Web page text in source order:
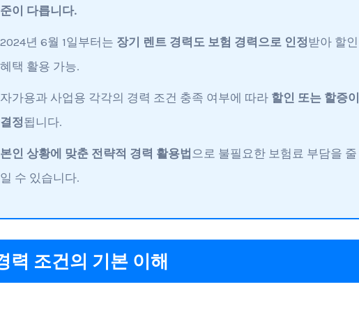
준이 다릅니다.
2024년 6월 1일부터는 장기 렌트 경력도 보험 경력으로 인정 받아 할인
혜택 활용 가능.
자가용과 사업용 각각의 경력 조건 충족 여부에 따라 할인 또는 할증이
결정됩니다.
본인 상황에 맞춘 전략적 경력 활용법 으로 불필요한 보험료 부담을 줄
일 수 있습니다.
력 조건의 기본 이해